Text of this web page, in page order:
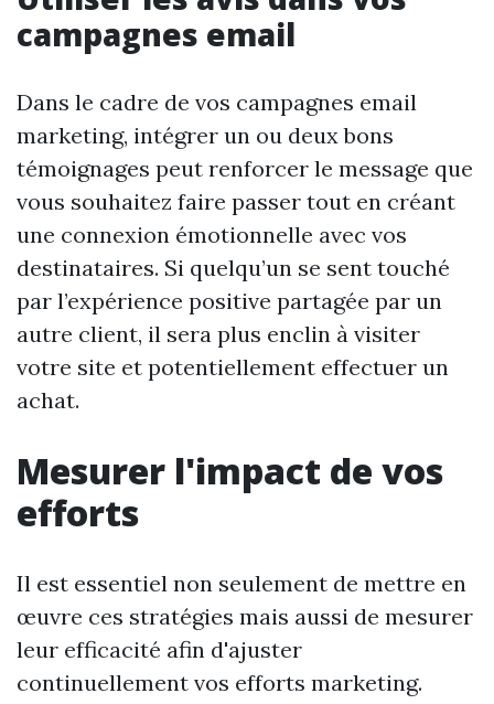
campagnes email
Dans le cadre de vos campagnes email
marketing, intégrer un ou deux bons
témoignages peut renforcer le message que
vous souhaitez faire passer tout en créant
une connexion émotionnelle avec vos
destinataires. Si quelqu’un se sent touché
par l’expérience positive partagée par un
autre client, il sera plus enclin à visiter
votre site et potentiellement effectuer un
achat.
Mesurer l'impact de vos
efforts
Il est essentiel non seulement de mettre en
œuvre ces stratégies mais aussi de mesurer
leur efficacité afin d'ajuster
continuellement vos efforts marketing.